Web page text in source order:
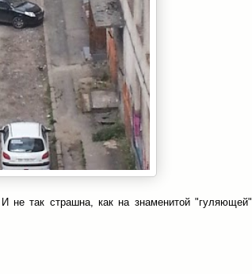
не так страшна, как на знаменитой "гуляющей"